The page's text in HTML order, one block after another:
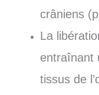
crâniens
La
entraînant
tissus de